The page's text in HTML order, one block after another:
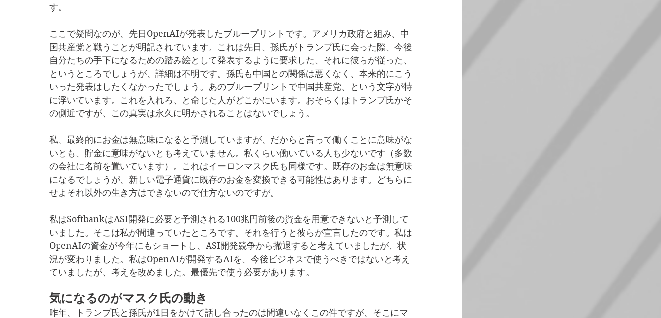
す。
ここで疑問なのが、先日OpenAIが発表したブループリントです。アメリカ政府と組み、中
国共産党と戦うことが明記されています。これは先日、孫氏がトランプ氏に会った際、今後
自分たちの手下になるための踏み絵として発表するように要求した、それに彼らが従った、
というところでしょうが、詳細は不明です。孫氏も中国との関係は悪くなく、本来的にこう
いった発表はしたくなかったでしょう。あのブループリントで中国共産党、という文字が特
に浮いています。これを入れろ、と命じた人がどこかにいます。おそらくはトランプ氏かそ
の側近ですが、この真実は永久に明かされることはないでしょう。
私、最終的にお金は無意味になると予測していますが、だからと言って働くことに意味がな
いとも、貯金に意味がないとも考えていません。私くらい働いている人も少ないです（多数
の会社に名前を置いています）。これはイーロンマスク氏も同様です。既存のお金は無意味
になるでしょうが、新しい電子通貨に既存のお金を変換できる可能性はあります。どちらに
せよそれ以外の生き方はできないので仕方ないのですが。
私はSoftbankはASI開発に必要と予測される100兆円前後の資金を用意できないと予測して
いました。そこは私が間違っていたところです。それを行うと彼らが宣言したのです。私は
OpenAIの資金が今年にもショートし、ASI開発競争から撤退すると考えていましたが、状
況が変わりました。私はOpenAIが開発するAIを、今後ビジネスで使うべきではないと考え
ていましたが、考えを改めました。最優先で使う必要があります。
気になるのがマスク氏の動き
昨年、トランプ氏と孫氏が1日をかけて話し合ったのは間違いなくこの件ですが、そこにマ